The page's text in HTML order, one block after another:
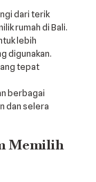
dari terik
rumah di Bali.
lebih
digunakan.
tepat
berbagai
dan selera
Memilih